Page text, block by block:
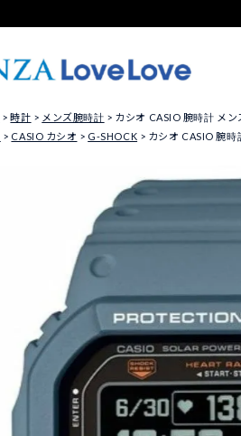
時計 メンズ腕時計
カシオ CASIO 腕時計 メ
CASIO カシオ G-SHOCK カシオ CASIO 腕